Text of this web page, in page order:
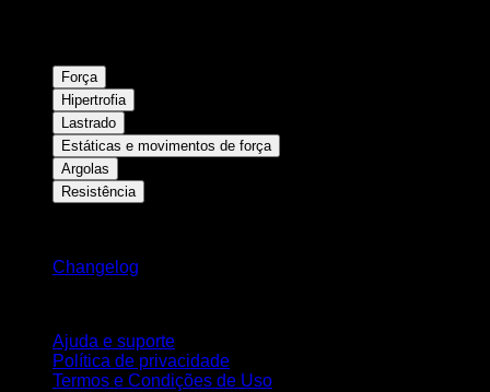
Força
Hipertrofia
Lastrado
Estáticas e movimentos de força
Argolas
Resistência
Changelog
Ajuda e suporte
Política de privacidade
Termos e Condições de Uso